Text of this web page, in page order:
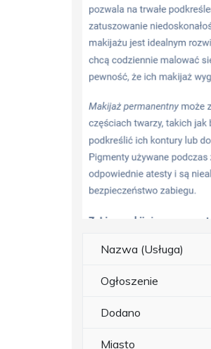
Nazwa (Usługa)
Ogłoszenie
Dodano
Miasto